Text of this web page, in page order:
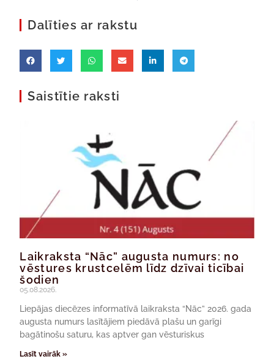
Dalīties ar rakstu
Saistītie raksti
Laikraksta “Nāc” augusta numurs: no
vēstures krustcelēm līdz dzīvai ticībai
šodien
05.08.2026.
Liepājas diecēzes informatīvā laikraksta “Nāc” 2026. gada
augusta numurs lasītājiem piedāvā plašu un garīgi
bagātinošu saturu, kas aptver gan vēsturiskus
Lasīt vairāk »